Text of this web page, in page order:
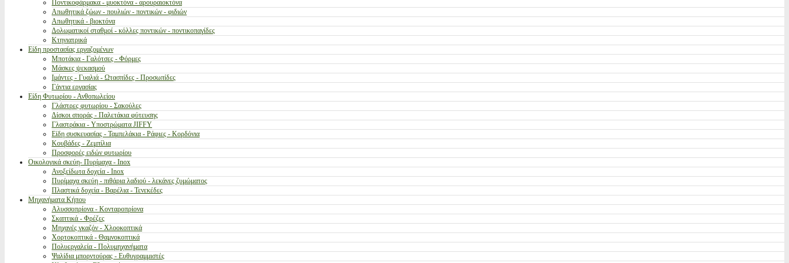
Ποντικοφάρμακα - μυοκτόνα - αρουραιοκτόνα
Απωθητικά ζώων - πουλιών - ποντικών - φιδιών
Απωθητικά - βιοκτόνα
Δολωματικοί σταθμοί - κόλλες ποντικών - ποντικοπαγίδες
Κτηνιατρικά
Είδη προστασίας εργαζομένων
Μποτάκια - Γαλότσες - Φόρμες
Μάσκες ψεκασμού
Ιμάντες - Γυαλιά - Ωτασπίδες - Προσωπίδες
Γάντια εργασίας
Είδη Φυτωρίου - Ανθοπωλείου
Γλάστρες φυτωρίου - Σακούλες
Δίσκοι σποράς - Παλετάκια φύτευσης
Γλαστράκια - Υποστρώματα JIFFY
Είδη συσκευασίας - Ταμπελάκια - Ράφιες - Κορδόνια
Κουβάδες - Ζεμπίλια
Προσφορές ειδών φυτωρίου
Οικολογικά σκεύη- Πυρίμαχα - Inox
Ανοξείδωτα δοχεία - Inox
Πυρίμαχα σκεύη - πιθάρια λαδιού - λεκάνες ζυμώματος
Πλαστικά δοχεία - Βαρέλια - Τενεκέδες
Μηχανήματα Κήπου
Αλυσσοπρίονα - Κονταροπρίονα
Σκαπτικά - Φρέζες
Μηχανές γκαζόν - Χλοοκοπτικά
Χορτοκοπτικά - Θαμνοκοπτικά
Πολυεργαλεία - Πολυμηχανήματα
Ψαλίδια μπορντούρας - Ευθυγραμμιστές